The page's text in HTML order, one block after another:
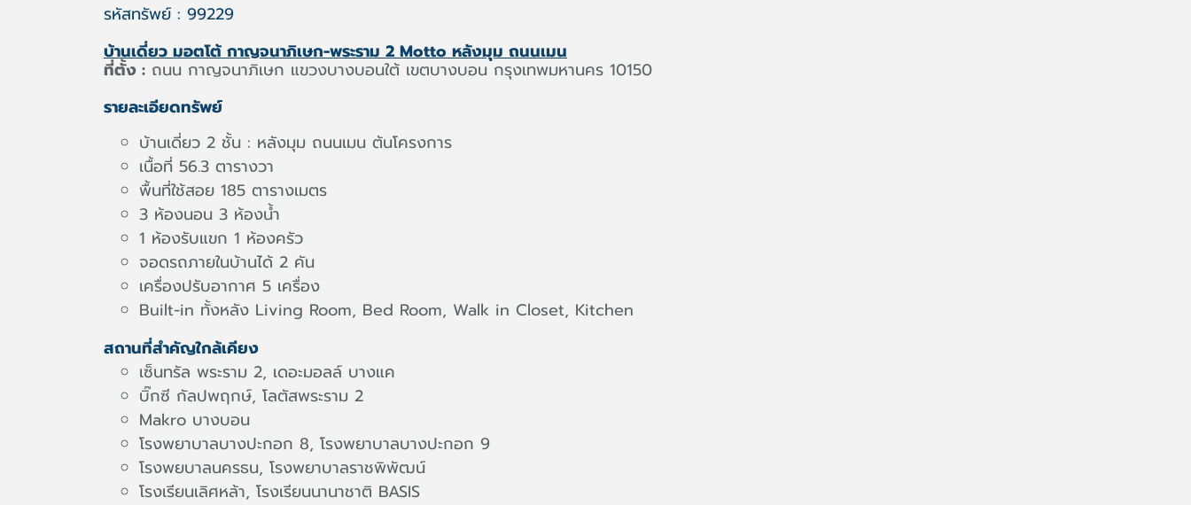
รหัสทรัพย์ : 99229
บ้านเดี่ยว มอตโต้ กาญจนาภิเษก-พระราม 2 Motto หลังมุม ถนนเมน
ที่ตั้ง : ถนน กาญจนาภิเษก แขวงบางบอนใต้ เขตบางบอน กรุงเทพมหานคร 10150
รายละเอียดทรัพย์
บ้านเดี่ยว 2 ชั้น : หลังมุม ถนนเมน ต้นโครงการ
เนื้อที่ 56.3 ตารางวา
พื้นที่ใช้สอย 185 ตารางเมตร
3 ห้องนอน 3 ห้องน้ำ
1 ห้องรับแขก 1 ห้องครัว
จอดรถภายในบ้านได้ 2 คัน
เครื่องปรับอากาศ 5 เครื่อง
Built-in ทั้งหลัง Living Room, Bed Room, Walk in Closet, Kitchen
สถานที่สำคัญใกล้เคียง
เซ็นทรัล พระราม 2, เดอะมอลล์ บางแค
บิ๊กซี กัลปพฤกษ์, โลตัสพระราม 2
Makro บางบอน
โรงพยาบาลบางปะกอก 8, โรงพยาบาลบางปะกอก 9
โรงพยบาลนครธน, โรงพยาบาลราชพิพัฒน์
โรงเรียนเลิศหล้า, โรงเรียนนานาชาติ BASIS